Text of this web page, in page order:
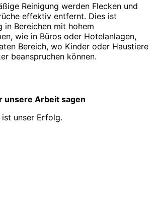
Reinigung werden Flecken und
effektiv entfernt. Dies ist
in Bereichen mit hohem
wie in Büros oder Hotelanlagen,
Bereich, wo Kinder oder Haustiere
beanspruchen können.
unsere Arbeit sagen
unser Erfolg.